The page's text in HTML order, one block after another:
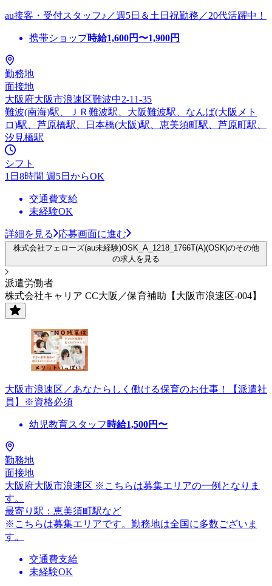
au接客・受付スタッフ♪／週5日＆土日祝勤務／20代活躍中！
携帯ショップ時給1,600円〜1,900円
勤務地
面接地
大阪府大阪市浪速区難波中2-11-35
難波(南海)駅、ＪＲ難波駅、大阪難波駅、なんば(大阪メト
ロ)駅、芦原橋駅、日本橋(大阪)駅、恵美須町駅、芦原町駅、
汐見橋駅
シフト
1日8時間 週5日からOK
交通費支給
未経験OK
詳細を見る 応募画面に進む
株式会社フェローズ(au未経験)OSK_A_1218_1766T(A)(OSK)のその他
の求人を見る
派遣労働者
株式会社キャリア CC大阪／保育補助【大阪市浪速区-004】
大阪市浪速区／あなたらしく働ける保育のお仕事！【派遣社
員】※資格必須
幼児教育スタッフ 時給1,500円〜
勤務地
面接地
大阪府大阪市浪速区 ※こちらは募集エリアの一例となりま
す。
最寄り駅：恵美須町駅など
※こちらは募集エリアです。勤務地は全国に多数ございま
す。
交通費支給
未経験OK